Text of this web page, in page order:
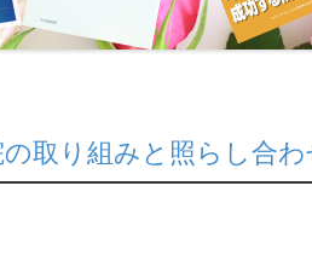
取り組みと照らし合わ